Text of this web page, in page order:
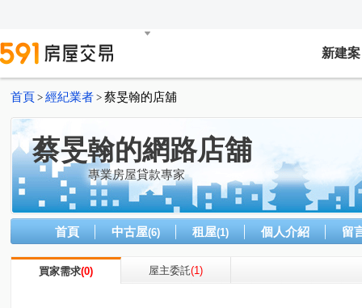
新建案
首頁 > 經紀業者 > 蔡旻翰的店舖
蔡旻翰的網路店舖
專業房屋貸款專家
首頁 中古屋(6) 租屋(1) 個人介紹 留
買家需求(0) 屋主委託(1)